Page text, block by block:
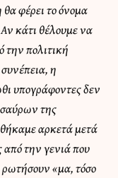
φέρει το όνομα
κάτι θέλουμε να
την πολιτική
η
υπογράφοντες δεν
της
αρκετά μετά
από την γενιά που
«μα, τόσο